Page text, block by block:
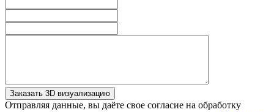
Заказать 3D визуализацию
Отправляя данные, вы даёте свое согласие на обработку